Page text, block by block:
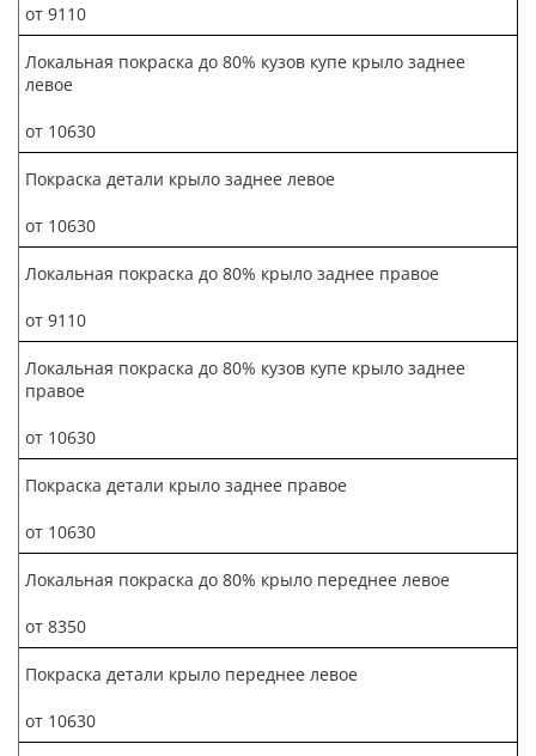
от 9110
Локальная покраска до 80% кузов купе крыло заднее
левое
от 10630
Покраска детали крыло заднее левое
от 10630
Локальная покраска до 80% крыло заднее правое
от 9110
Локальная покраска до 80% кузов купе крыло заднее
правое
от 10630
Покраска детали крыло заднее правое
от 10630
Локальная покраска до 80% крыло переднее левое
от 8350
Покраска детали крыло переднее левое
от 10630